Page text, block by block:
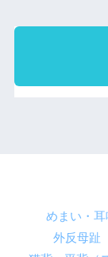
めまい・
外反母趾